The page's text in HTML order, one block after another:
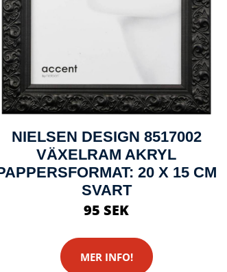
NIELSEN DESIGN 8517002
VÄXELRAM AKRYL
20 X 15 CM
SVART
95 SEK
MER INFO!